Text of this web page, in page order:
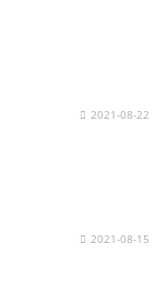
2021-08-22
2021-08-15